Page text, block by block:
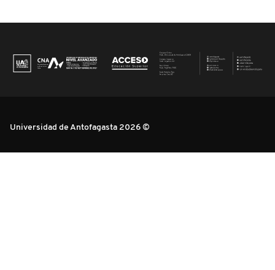
Universidad de Antofagasta 2026 ©